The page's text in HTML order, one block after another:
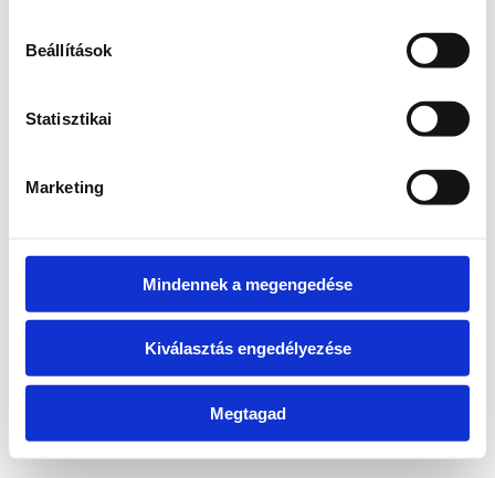
Beállítások
Statisztikai
Marketing
Mindennek a megengedése
Kiválasztás engedélyezése
Megtagad